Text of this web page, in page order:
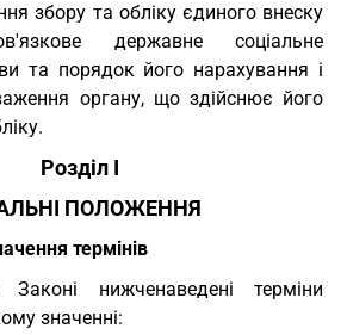
збору та обліку єдиного внеску
державне соціальне
та порядок його нарахування і
органу, що здійснює його
Розділ I
ПОЛОЖЕННЯ
термінів
нижченаведені терміни
значенні: